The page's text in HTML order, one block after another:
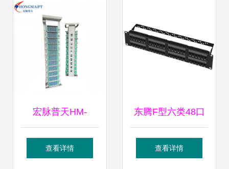
宏脉普天HM-
MODF-576型
查看详情
东腾F型六类48口
配线架 构建高效千
查看详情